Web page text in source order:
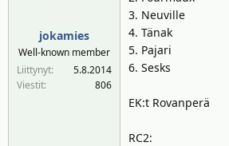
jokamies
Well-known member
Liittynyt
5.8.2014
Viestit
806
3. Neuville
4. Tänak
5. Pajari
6. Sesks
EK:t Rovanperä
RC2: